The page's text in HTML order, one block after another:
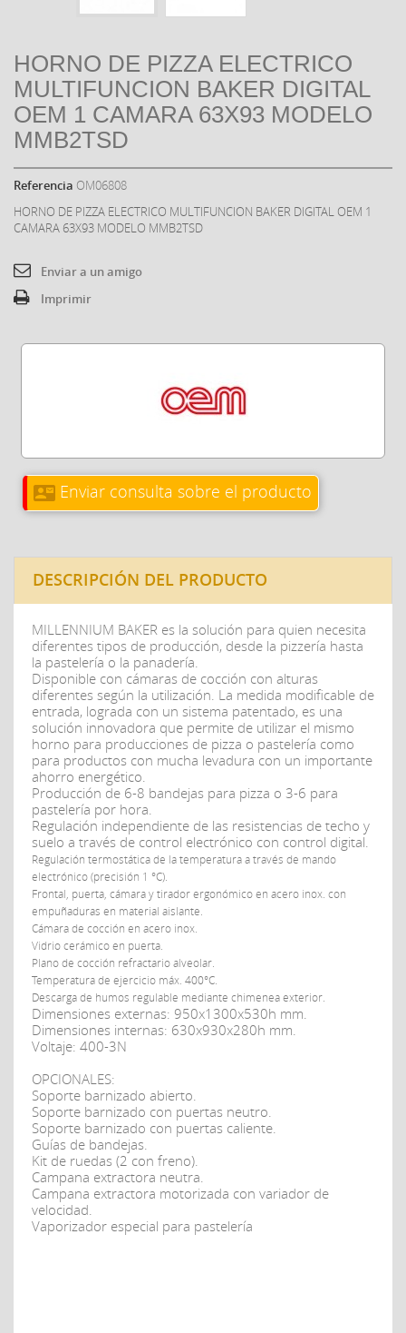
HORNO DE PIZZA ELECTRICO
MULTIFUNCION BAKER DIGITAL
OEM 1 CAMARA 63X93 MODELO
MMB2TSD
Referencia OM06808
HORNO DE PIZZA ELECTRICO MULTIFUNCION BAKER DIGITAL OEM 1
CAMARA 63X93 MODELO MMB2TSD
Enviar a un amigo
Imprimir
contact_mail Enviar consulta sobre el producto
DESCRIPCIÓN DEL PRODUCTO
MILLENNIUM BAKER es la solución para quien necesita
diferentes tipos de producción, desde la pizzería hasta
la pastelería o la panadería.
Disponible con cámaras de cocción con alturas
diferentes según la utilización. La medida modificable de
entrada, lograda con un sistema patentado, es una
solución innovadora que permite de utilizar el mismo
horno para producciones de pizza o pastelería como
para productos con mucha levadura con un importante
ahorro energético.
Producción de 6-8 bandejas para pizza o 3-6 para
pastelería por hora.
Regulación independiente de las resistencias de techo y
suelo a través de control electrónico con control digital.
Regulación termostática de la temperatura a través de mando
electrónico (precisión 1 °C).
Frontal, puerta, cámara y tirador ergonómico en acero inox. con
empuñaduras en material aislante.
Cámara de cocción en acero inox.
Vidrio cerámico en puerta.
Plano de cocción refractario alveolar.
Temperatura de ejercicio máx. 400°C.
Descarga de humos regulable mediante chimenea exterior.
Dimensiones externas: 950x1300x530h mm.
Dimensiones internas: 630x930x280h mm.
Voltaje: 400-3N
OPCIONALES:
Soporte barnizado abierto.
Soporte barnizado con puertas neutro.
Soporte barnizado con puertas caliente.
Guías de bandejas.
Kit de ruedas (2 con freno).
Campana extractora neutra.
Campana extractora motorizada con variador de
velocidad.
Vaporizador especial para pastelería